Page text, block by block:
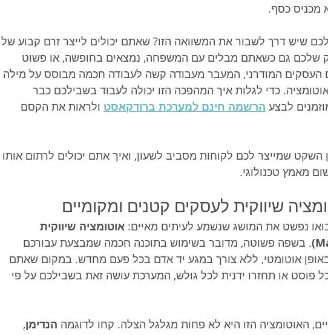
מכניס כסף.
לכם שיש דרך לשבור את המשוואה הזו? שאתם יכולים לייצר זרם קבוע של
שלכם גם כשאתם מבלים עם המשפחה, נמצאים בחופשה, או פשוט
העסקים המודרני, המעבר מעבודה קשה לעבודה חכמה מבוסס על מילה
כדי לגלות איך המהפכה הזו יכולה לעבוד בשבילכם כבר
לבצע הרשמה חינם למערכת ברודקאסט ולראות את הקסם
השקט שמייצר לכם לקוחות מסביב לשעון, ואיך אתם יכולים לרתום אותו
מאמץ טכנולוגי.
שיווקית לעסקים קטנים ומקומיים
נפשט את המושג שנשמע לעיתים מאיים: אוטומציה שיווקית
. בשפה פשוטה, מדובר בשימוש בתוכנה חכמה שמבצעת עבורכם
באופן אוטומטי, ללא צורך במגע יד אדם בכל פעם מחדש. במקום שאתם
פוסט או תחזרו ידנית לכל גולש, המערכת עושה זאת בשבילכם על פי
האוטומציה הזו היא לא פחות מגלגל הצלה. קחו לדוגמה הנדימן,